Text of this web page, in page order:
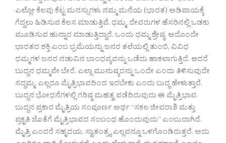
ಎಲ್ಲೋ ಕೆಲವು ಕೆಟ್ಟ ಮನಸ್ಸುಗಳು ನಮ್ಮ ಮನೆಯ (ಭಾರತ) ಅಡಿಪಾಯಕ್ಕೆ
ಗೆದ್ದಲು ಹಿಡಿಸುವ ಕೆಲಸ ಮಾಡುತ್ತಿವೆ. ಧಮ್ಮ, ದೇವರುಗಳ ಹೆಸರಿನಲ್ಲಿ ಒಡಕು
ಮೂಡಿಸುವ ಹುನ್ನಾರ ಮಾಡುತ್ತಿದ್ದಾರೆ. ಒಂದು ಧಮ್ಮ ಶ್ರೇಷ್ಠ, ಅದೊಂದೇ
ಭಾರತದ ಶಕ್ತಿ ಎಂಬ ಭ್ರಮೆಯನ್ನು ಜನರ ತಲೆಯಲ್ಲಿ ತುಂಬಿ, ವಿವಿಧ
ಧಮ್ಮಗಳ ಜನರ ನಡುವಿನ ಬಾಂಧವ್ಯವನ್ನು ಒಡೆದು ಹಾಕಲಾಗುತ್ತಿದೆ. ಆದರೆ
ಬುದ್ಧನ ಧಮ್ಮವೇ ಬೇರೆ. ಎಲ್ಲಾ ಮುನುಷ್ಯರನ್ನು ಒಂದೇ ಎಂದು ತಿಳಿಸುವುದೇ
ಸದ್ಧಮ್ಮ. ಎಲ್ಲರೂ ಮೈತ್ರಿಭಾವದಿಂದ ಇರಬೇಕು ಎಂದು ಬುದ್ಧ ಹೇಳುತ್ತಾರೆ.
ಬುದ್ಧನ ಭೋಧನೆಗಳಲ್ಲಿ ಗರಿಷ್ಠ ಮಹತ್ವ ಪಡೆದಿರುವುದು ಈ ಮೈತ್ರಿಭಾವ.
ಬುದ್ಧನ ಪ್ರಕಾರ ಮೈತ್ರಿಯ ಸಂಪೂರ್ಣ ಅರ್ಥ “ಸಕಲ ಜೀವರಾಶಿ ಮತ್ತು
ಪ್ರಕೃತಿ ಜೊತೆಗೆ ಮೈತ್ರಿಭಾವದ ಸಂಬಂಧ ಹೊಂದುವುದು” ಎಂಬುದಾಗಿದೆ.
ಮೈತ್ರಿ ಎಂದರೆ ಸಹೃದಯ, ಸ್ವಾತಂತ್ರ್ಯ ಎಲ್ಲವನ್ನೂ ಒಳಗೊಂಡಿರುತ್ತದೆ. ಅದು